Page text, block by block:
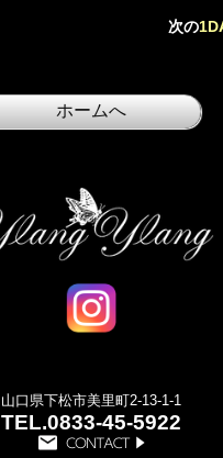
次の
山口県下松市美里町2-13-1-1
TEL.0833-45-5922